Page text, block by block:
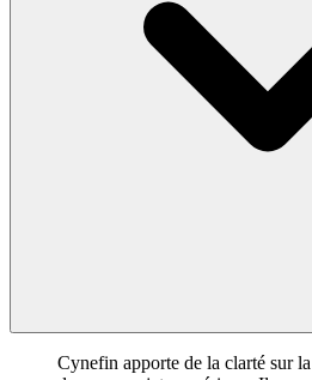
Cynefin apporte de la clarté sur